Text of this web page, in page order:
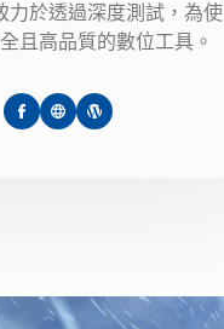
力於透過深度測試，為使
且高品質的數位工具。